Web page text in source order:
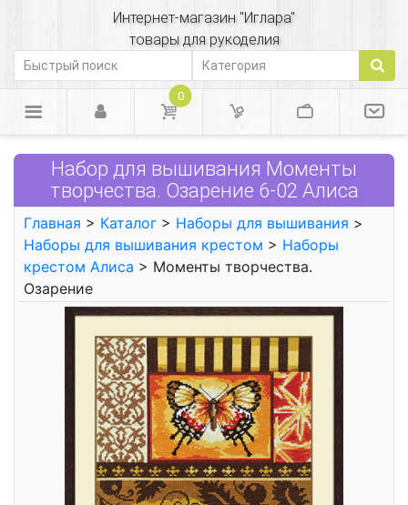
Интернет-магазин "Иглара"
товары для рукоделия
0
Набор для вышивания Моменты
творчества. Озарение 6-02 Алиса
Главная > Каталог > Наборы для вышивания >
Наборы для вышивания крестом > Наборы
крестом Алиса > Моменты творчества.
Озарение